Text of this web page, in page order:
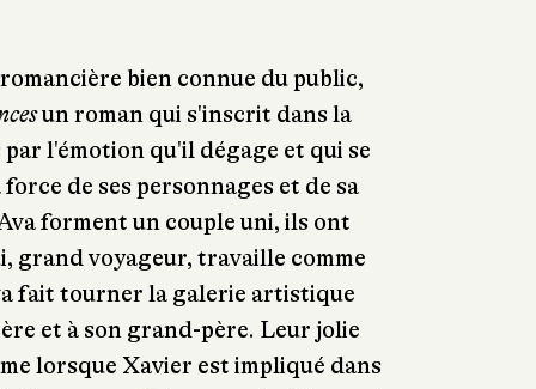
bien connue du public,
un roman qui s'inscrit dans la
l'émotion qu'il dégage et qui se
de ses personnages et de sa
forment un couple uni, ils ont
grand voyageur, travaille comme
fait tourner la galerie artistique
et à son grand-père. Leur jolie
lorsque Xavier est impliqué dans